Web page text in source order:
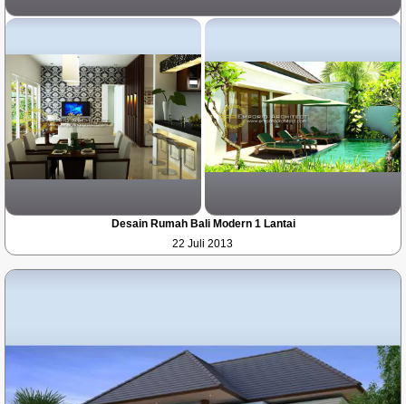
Desain Rumah Bali Modern 1 Lantai
22 Juli 2013